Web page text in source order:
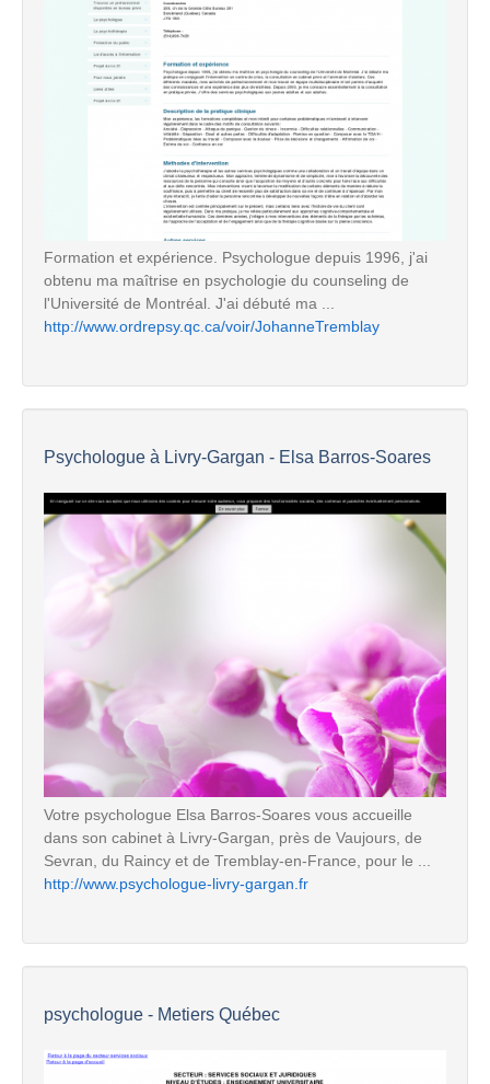
Formation et expérience. Psychologue depuis 1996, j'ai
obtenu ma maîtrise en psychologie du counseling de
l'Université de Montréal. J'ai débuté ma ...
http://www.ordrepsy.qc.ca/voir/JohanneTremblay
Psychologue à Livry-Gargan - Elsa Barros-Soares
Votre psychologue Elsa Barros-Soares vous accueille
dans son cabinet à Livry-Gargan, près de Vaujours, de
Sevran, du Raincy et de Tremblay-en-France, pour le ...
http://www.psychologue-livry-gargan.fr
psychologue - Metiers Québec